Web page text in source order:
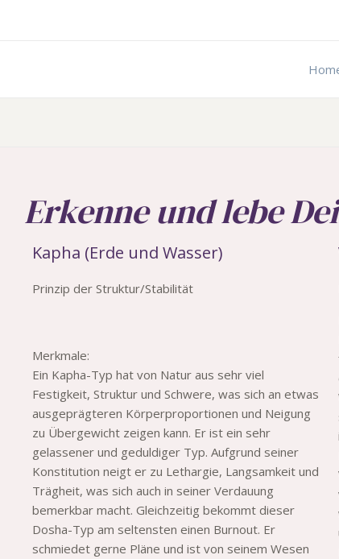
Erkenne und lebe
Kapha (Erde und Wasser)
Prinzip der Struktur/Stabilität
Merkmale:
Ein Kapha-Typ hat von Natur aus sehr viel
Festigkeit, Struktur und Schwere, was sich an etwas
ausgeprägteren Körperproportionen und Neigung
zu Übergewicht zeigen kann. Er ist ein sehr
gelassener und geduldiger Typ. Aufgrund seiner
Konstitution neigt er zu Lethargie, Langsamkeit und
Trägheit, was sich auch in seiner Verdauung
bemerkbar macht. Gleichzeitig bekommt dieser
Dosha-Typ am seltensten einen Burnout. Er
schmiedet gerne Pläne und ist von seinem Wesen